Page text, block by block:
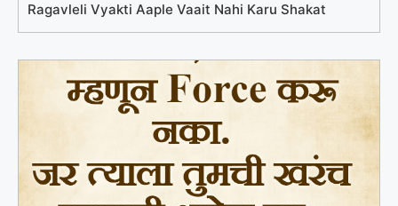
Ragavleli Vyakti Aaple Vaait Nahi Karu Shakat